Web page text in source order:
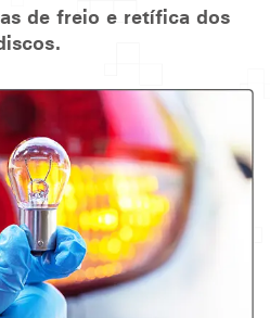
de freio e retífica dos